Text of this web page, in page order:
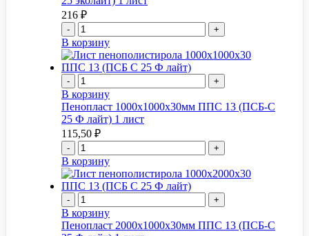
216 ₽
- +
В корзину
- +
В корзину
Пенопласт 1000x1000x30мм ППС 13 (ПСБ-С
25 Ф лайт) 1 лист
115,50 ₽
- +
В корзину
- +
В корзину
Пенопласт 2000x1000x30мм ППС 13 (ПСБ-С